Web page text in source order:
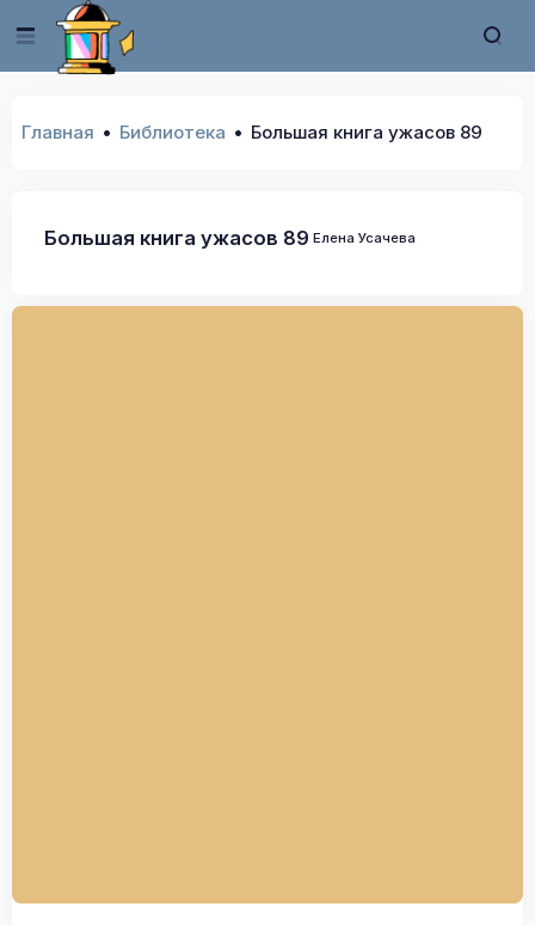
Главная Библиотека Большая книга ужасов 89
Большая книга ужасов 89 Елена Усачева